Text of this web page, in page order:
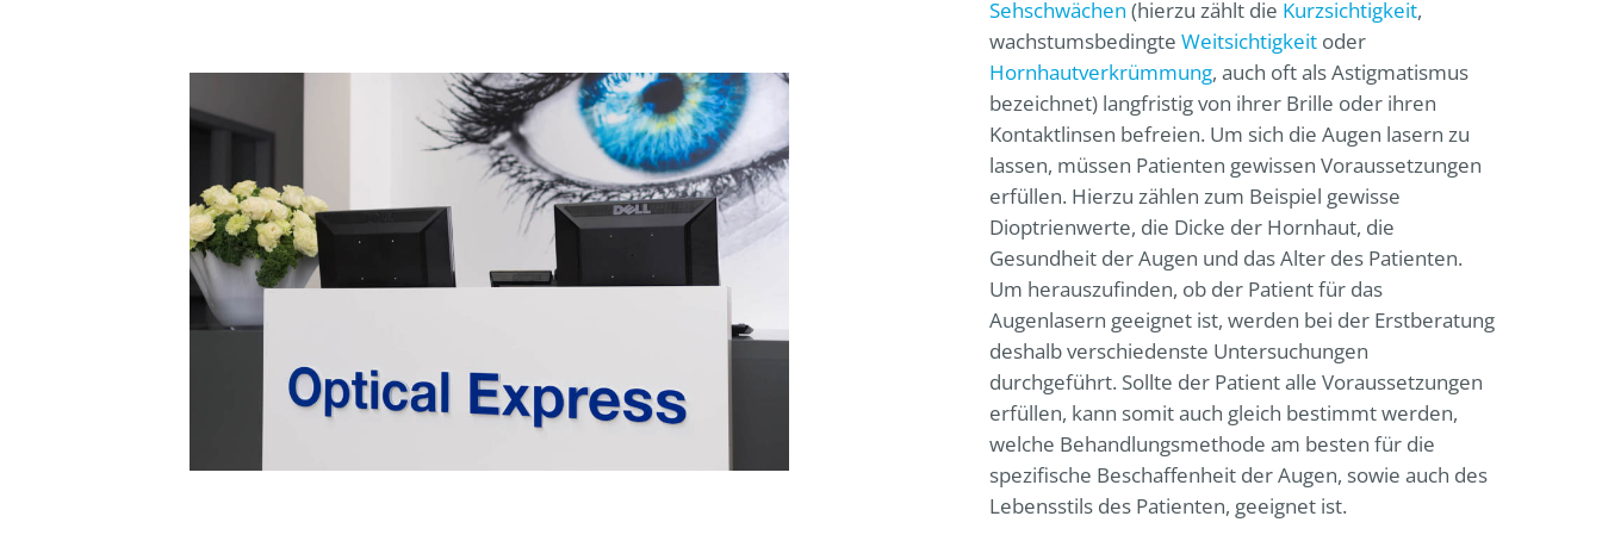
Sehschwächen (hierzu zählt die Kurzsichtigkeit,
wachstumsbedingte Weitsichtigkeitoder
Hornhautverkrümmung, auch oft als Astigmatismus
bezeichnet) langfristig von ihrer Brille oder ihren
Kontaktlinsen befreien. Um sich die Augen lasern zu
lassen, müssen Patienten gewissen Voraussetzungen
erfüllen. Hierzu zählen zum Beispiel gewisse
Dioptrienwerte, die Dicke der Hornhaut, die
Gesundheit der Augen und das Alter des Patienten.
Um herauszufinden, ob der Patient für das
Augenlasern geeignet ist, werden bei der Erstberatung
deshalb verschiedenste Untersuchungen
durchgeführt. Sollte der Patient alle Voraussetzungen
erfüllen, kann somit auch gleich bestimmt werden,
welche Behandlungsmethode am besten für die
spezifische Beschaffenheit der Augen, sowie auch des
Lebensstils des Patienten, geeignet ist.